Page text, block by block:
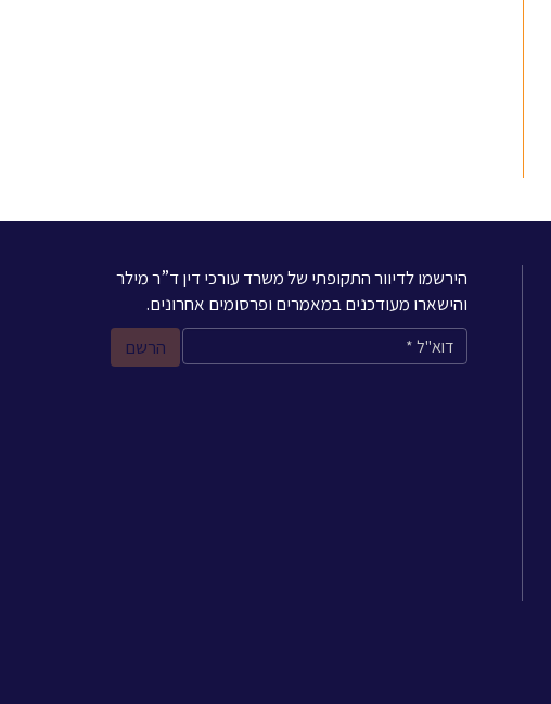
הירשמו לדיוור התקופתי של משרד עורכי דין ד”ר מילר
והישארו מעודכנים במאמרים ופרסומים אחרונים.